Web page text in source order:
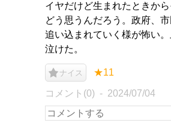
イヤだけど生まれたときか
どう思うんだろう。政府、
追い込まれていく様が怖い
泣けた。
ナイス ★11
コメント(0) 2024/07/04